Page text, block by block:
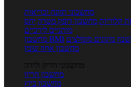
מחשבוני תזונה ובריאות
קלוריות מחשבון דופק מטרה יחס
מותניים לירכיים
מחשבון BMI מינונים מומלצים
מחשבון אחוז שומן
מחשבוני הריון ולידה
מחשבון הריון
מחשבון ביוץ